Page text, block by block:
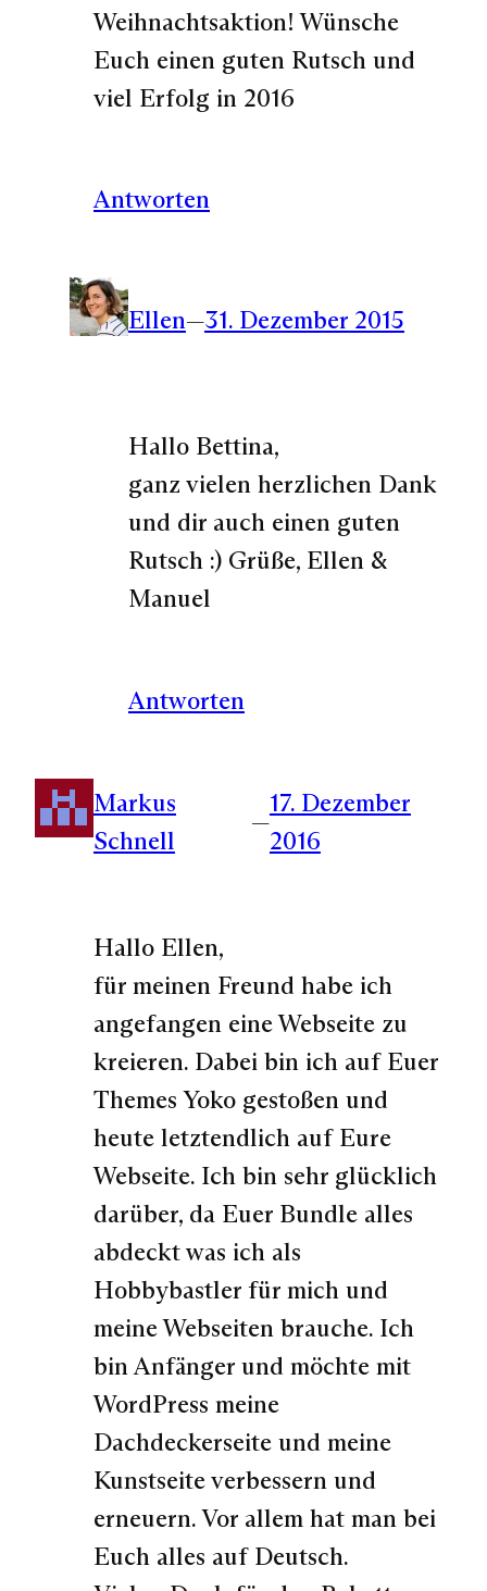
Weihnachtsaktion! Wünsche
Euch einen guten Rutsch und
viel Erfolg in 2016
Antworten
Ellen—31. Dezember 2015
Hallo Bettina,
ganz vielen herzlichen Dank
und dir auch einen guten
Rutsch :) Grüße, Ellen &
Manuel
Antworten
Markus
Schnell
—
17. Dezember
2016
Hallo Ellen,
für meinen Freund habe ich
angefangen eine Webseite zu
kreieren. Dabei bin ich auf Euer
Themes Yoko gestoßen und
heute letztendlich auf Eure
Webseite. Ich bin sehr glücklich
darüber, da Euer Bundle alles
abdeckt was ich als
Hobbybastler für mich und
meine Webseiten brauche. Ich
bin Anfänger und möchte mit
WordPress meine
Dachdeckerseite und meine
Kunstseite verbessern und
erneuern. Vor allem hat man bei
Euch alles auf Deutsch.